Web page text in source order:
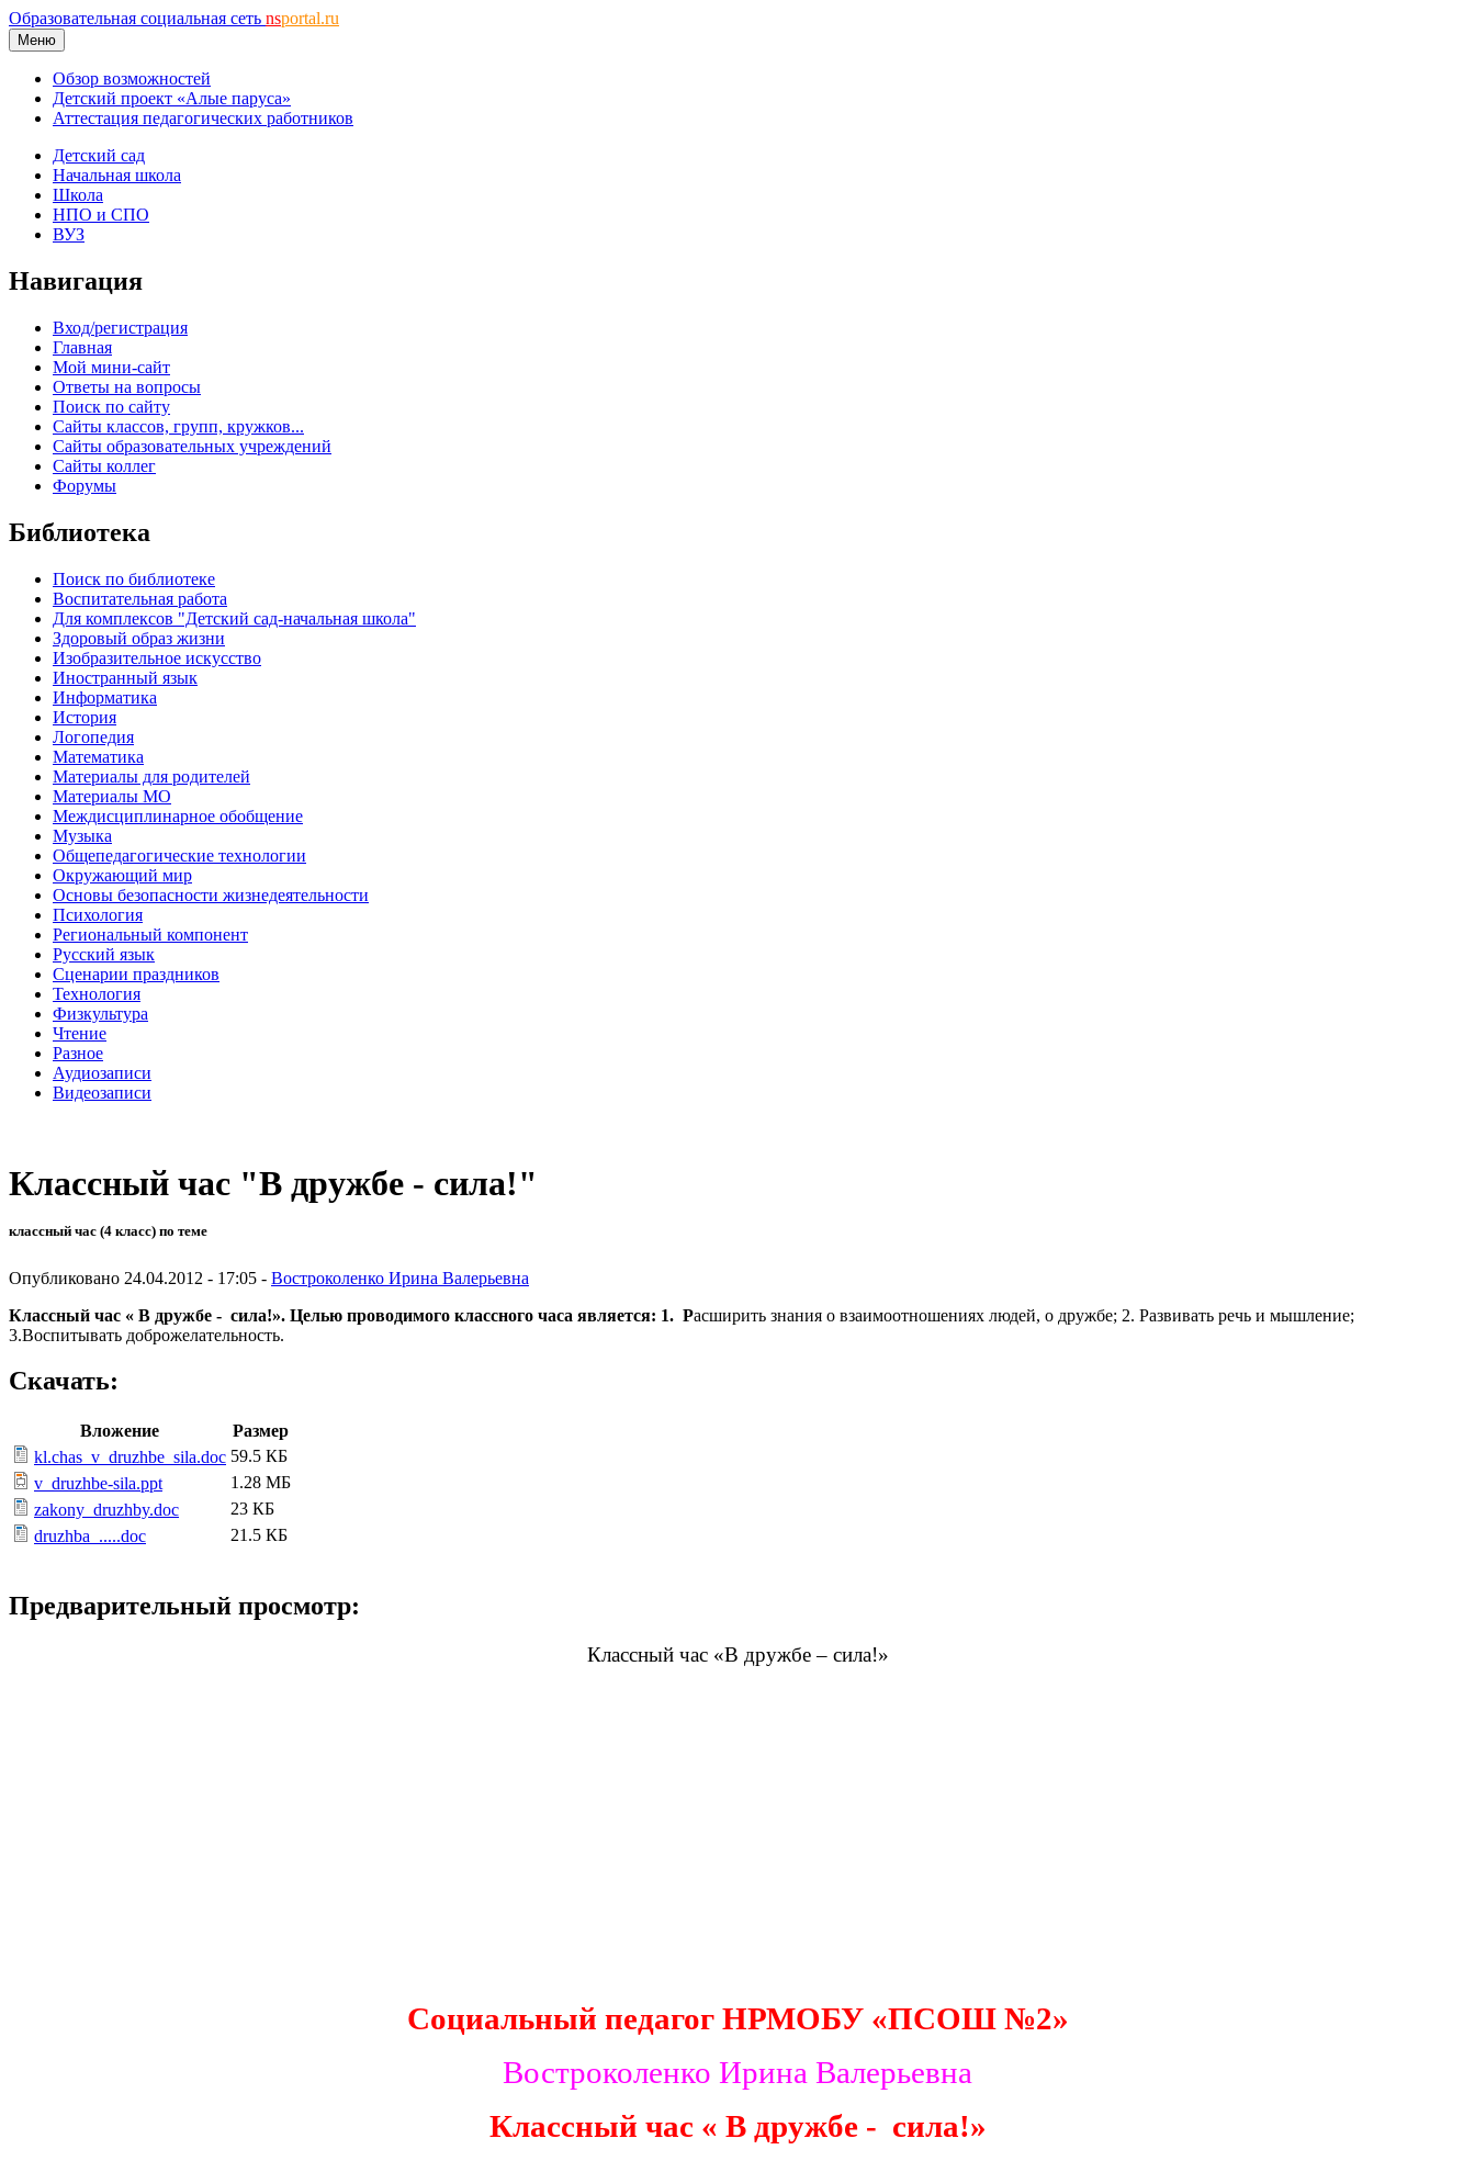
Образовательная социальная сеть nsportal.ru
Меню
Обзор возможностей
Детский проект «Алые паруса»
Аттестация педагогических работников
Детский сад
Начальная школа
Школа
НПО и СПО
ВУЗ
Навигация
Вход/регистрация
Главная
Мой мини-сайт
Ответы на вопросы
Поиск по сайту
Сайты классов, групп, кружков...
Сайты образовательных учреждений
Сайты коллег
Форумы
Библиотека
Поиск по библиотеке
Воспитательная работа
Для комплексов "Детский сад-начальная школа"
Здоровый образ жизни
Изобразительное искусство
Иностранный язык
Информатика
История
Логопедия
Математика
Материалы для родителей
Материалы МО
Междисциплинарное обобщение
Музыка
Общепедагогические технологии
Окружающий мир
Основы безопасности жизнедеятельности
Психология
Региональный компонент
Русский язык
Сценарии праздников
Технология
Физкультура
Чтение
Разное
Аудиозаписи
Видеозаписи
Классный час "В дружбе - сила!"
классный час (4 класс) по теме
Опубликовано 24.04.2012 - 17:05 - Востроколенко Ирина Валерьевна
Классный час « В дружбе - сила!». Целью проводимого классного часа является: 1. Расширить знания о взаимоотношениях людей, о дружбе; 2. Развивать речь и мышление;
3.Воспитывать доброжелательность.
Скачать:
Вложение
Размер
kl.chas_v_druzhbe_sila.doc 59.5 КБ
v_druzhbe-sila.ppt
1.28 МБ
zakony_druzhby.doc
23 КБ
druzhba_.....doc
21.5 КБ
Предварительный просмотр:
Классный час «В дружбе – сила!»
Социальный педагог НРМОБУ «ПСОШ №2»
Востроколенко Ирина Валерьевна
Классный час « В дружбе - сила!»